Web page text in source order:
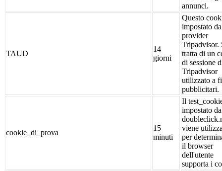
annunci.
TAUD
14
giorni
Questo
impostato
provider
Tripadvisor.
tratta di un
di sessione
Tripadvisor
utilizzato a
pubblicitari.
cookie_di_prova
15
minuti
Il
impostato da
viene
per
il browser
dell'utente
supporta i